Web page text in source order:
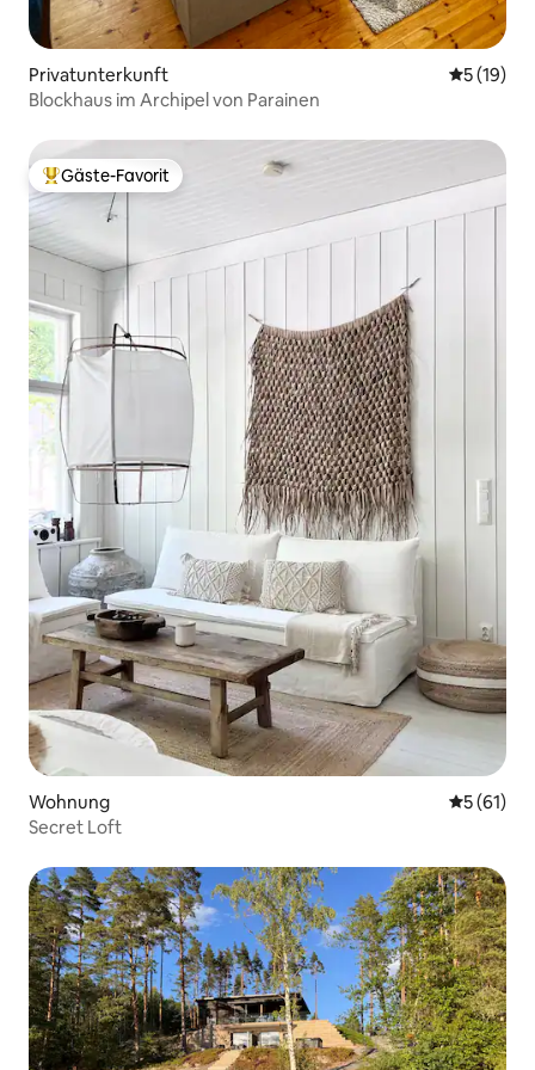
Privatunterkunft
5 (19)
Blockhaus im Archipel von Parainen
Beliebter Gäste-Favorit.
Gäste-Favorit
Wohnung
5 (61)
Secret Loft